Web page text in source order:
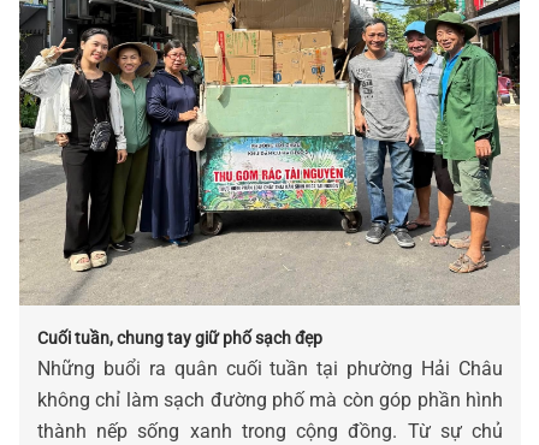
Cuối tuần, chung tay giữ phố sạch đẹp
Những buổi ra quân cuối tuần tại phường Hải Châu
không chỉ làm sạch đường phố mà còn góp phần hình
thành nếp sống xanh trong cộng đồng. Từ sự chủ